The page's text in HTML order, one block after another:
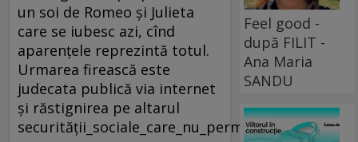
un soi de Romeo şi Julieta
care se iubesc azi, cînd
aparenţele reprezintă totul.
Urmarea firească este
judecata publică via internet
şi răstignirea pe altarul
securităţii_sociale_care_nu_permite_bizarerii.
Feel good -
după FILIT -
Ana Maria
SANDU